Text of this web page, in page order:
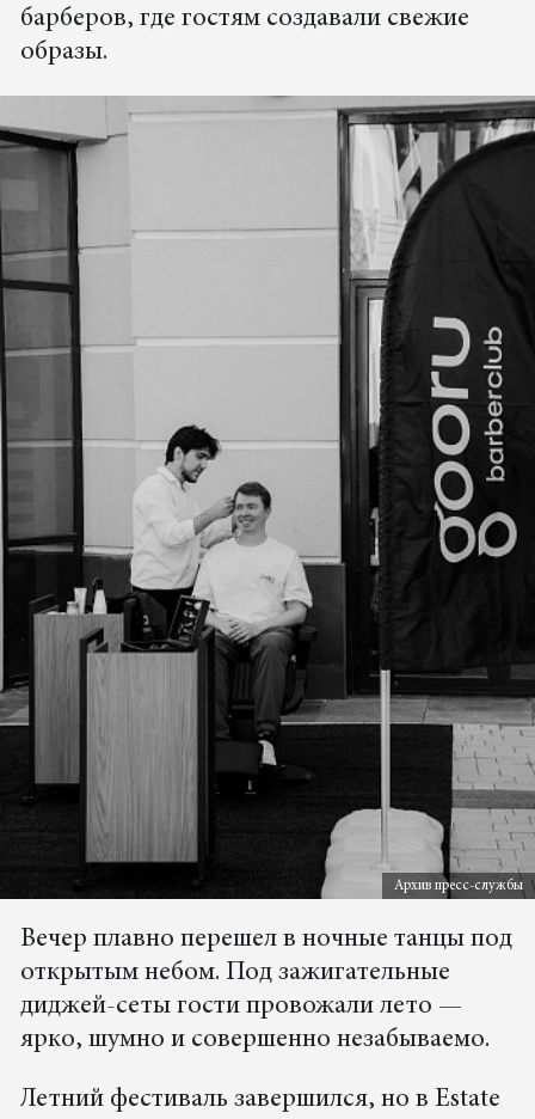
барберов, где гостям создавали свежие
образы.
Архив пресс-службы
Вечер плавно перешел в ночные танцы под
открытым небом. Под зажигательные
диджей-сеты гости провожали лето —
ярко, шумно и совершенно незабываемо.
Летний фестиваль завершился, но в Estate